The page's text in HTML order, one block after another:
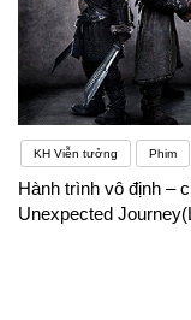
KH Viễn tưởng Phim
Hành trình vô định –
Unexpected